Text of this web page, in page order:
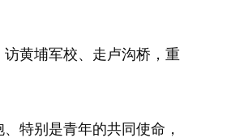
黄埔军校、走卢沟桥，重
特别是青年的共同使命，